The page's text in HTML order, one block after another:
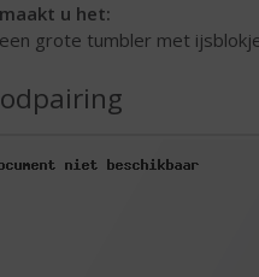
u het:
grote tumbler met